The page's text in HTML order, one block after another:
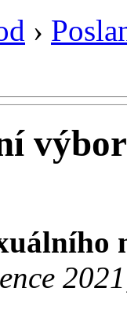
›
výbor